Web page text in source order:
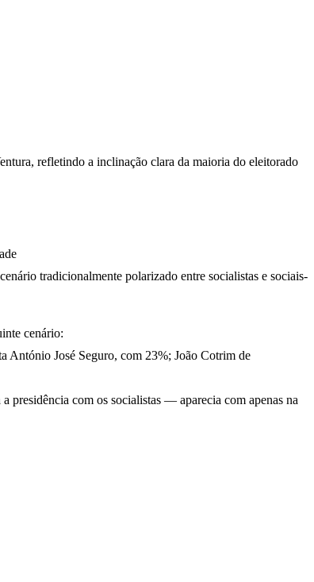
refletindo a inclinação clara da maioria do eleitorado
tradicionalmente polarizado entre socialistas e sociais-
cenário:
António José Seguro, com 23%; João Cotrim de
com os socialistas — aparecia com apenas na